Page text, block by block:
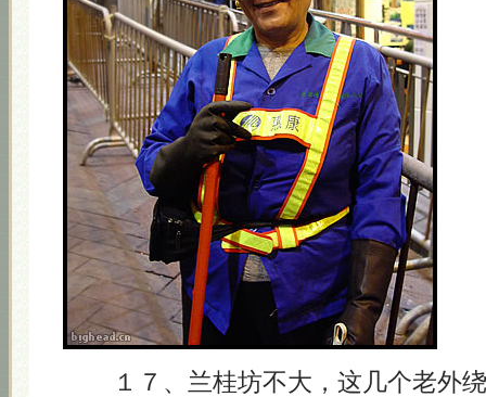
１７、兰桂坊不大，这几个老外绕